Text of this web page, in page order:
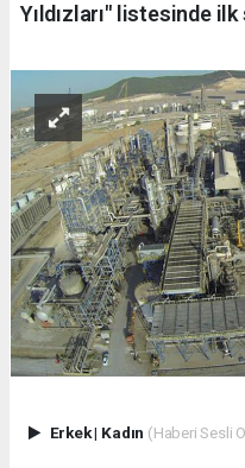
Yıldızları" listesinde
Erkek| Kadın (Haberi Sesli